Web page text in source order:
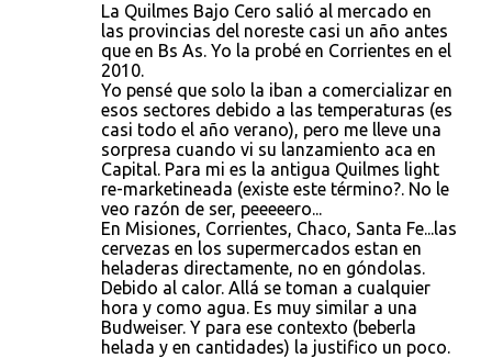
La Quilmes Bajo Cero salió al mercado en
las provincias del noreste casi un año antes
que en Bs As. Yo la probé en Corrientes en el
2010.
Yo pensé que solo la iban a comercializar en
esos sectores debido a las temperaturas (es
casi todo el año verano), pero me lleve una
sorpresa cuando vi su lanzamiento aca en
Capital. Para mi es la antigua Quilmes light
re-marketineada (existe este término?. No le
veo razón de ser, peeeeero...
En Misiones, Corrientes, Chaco, Santa Fe...las
cervezas en los supermercados estan en
heladeras directamente, no en góndolas.
Debido al calor. Allá se toman a cualquier
hora y como agua. Es muy similar a una
Budweiser. Y para ese contexto (beberla
helada y en cantidades) la justifico un poco.